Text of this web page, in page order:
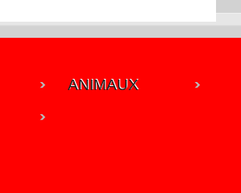
ANIMAUX